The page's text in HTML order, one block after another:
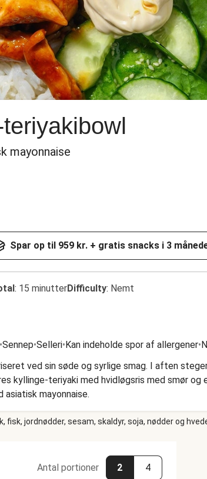
mayonnaise
Spar op til 959 kr. + gratis snacks i 3
: 15 minutterDifficulty: Nemt
•Sennep•Selleri•Kan indeholde spor af allergener•
ved sin søde og syrlige smag. I aften
kyllinge-teriyaki med hvidløgsris med smør og
asiatisk mayonnaise.
jordnødder, sesam, skaldyr, soja, nødder og
Antal portioner 2 4